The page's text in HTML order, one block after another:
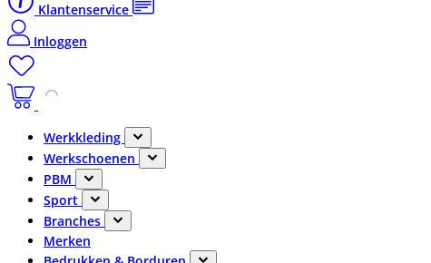
Klantenservice
Inloggen
Werkkleding
Werkschoenen
PBM
Sport
Branches
Merken